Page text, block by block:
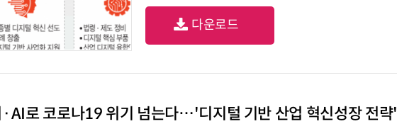
다운로드
로 코로나19 위기 넘는다…'디지털 기반 산업 혁신성장 전략'